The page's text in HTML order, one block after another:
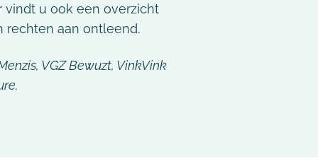
vindt u ook een overzicht
rechten aan ontleend.
VGZ Bewuzt, VinkVink